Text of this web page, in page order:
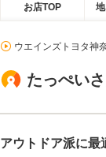
お店TOP
ウエインズトヨタ神
たっぺい
アウトドア派に最